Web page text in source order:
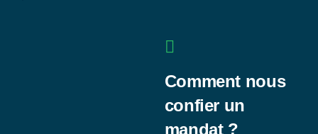
Comment nous
confier un
mandat ?